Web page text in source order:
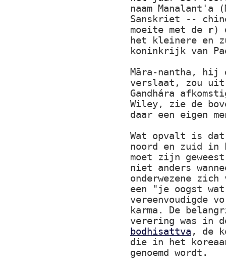
naam Manalant'a
Sanskriet --
moeite met de r)
het kleinere en
koninkrijk van
Māra-nantha, hij
verslaat, zou uit
Gandhára
Wiley, zie de
daar een eigen
Wat opvalt is
noord en zuid in
moet zijn
niet anders
onderwezene
een "je oogst
vereenvoudigde
karma. De
verering was in
bodhisattva , de
die in het
genoemd wordt.